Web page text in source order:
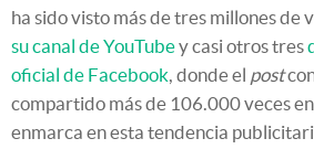
ha sido visto más de tres millones de
su canal de YouTubey casi otros tres
oficial de Facebook, donde el post
compartido más de 106.000 veces
enmarca en esta tendencia